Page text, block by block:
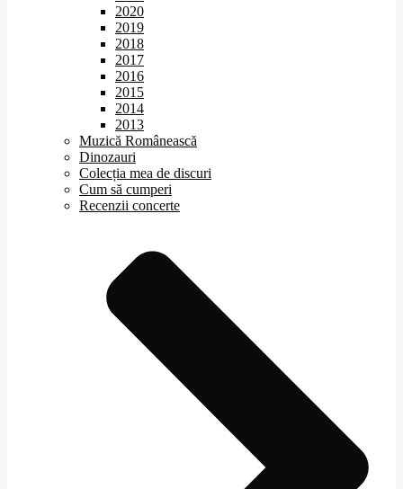
2020
2019
2018
2017
2016
2015
2014
2013
Muzică Românească
Dinozauri
Colecția mea de discuri
Cum să cumperi
Recenzii concerte